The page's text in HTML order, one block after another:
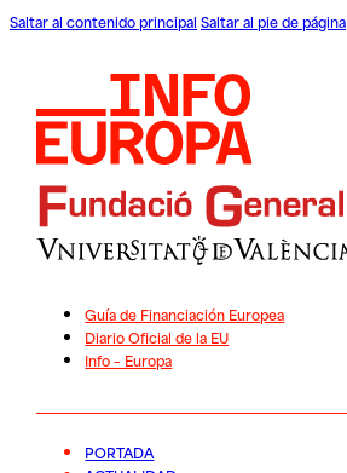
Saltar al contenido principal Saltar al pie de página
Guía de Financiación Europea
Diario Oficial de la EU
Info – Europa
PORTADA